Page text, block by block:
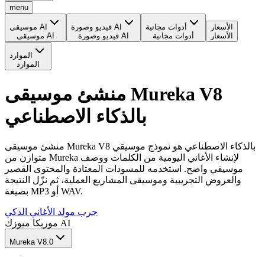
menu
موسيقى AI
موسيقى AI
فيديو وصورة AI
فيديو وصورة AI
أدوات مجانية
أدوات مجانية
الأسعار
الأسعار
الموارد
الموارد
منشئ موسيقى Mureka V8
بالذكاء الاصطناعي
منشئ موسيقى Mureka V8 بالذكاء الاصطناعي هو نموذج موسيقي
متوازن من Mureka لإنشاء الأغاني اليومية من الكلمات ووصف
موسيقي واضح. استخدمه للمسودات المعتادة والمحتوى القصير
والعروض التجريبية وموسيقى المشاريع العملية، ثم نزّل النتيجة
بصيغة MP3 أو WAV.
جرب مولد الأغاني الذكي
موريكا ميوزك AI
Mureka V8.0